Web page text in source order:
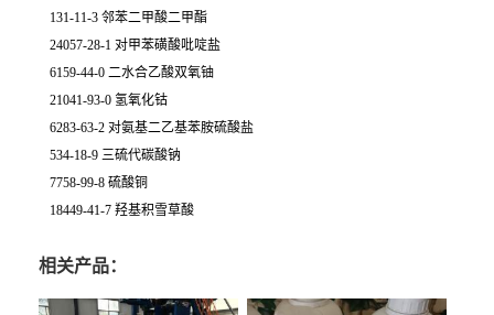
131-11-3 邻苯二甲酸二甲酯
24057-28-1 对甲苯磺酸吡啶盐
6159-44-0 二水合乙酸双氧铀
21041-93-0 氢氧化钴
6283-63-2 对氨基二乙基苯胺硫酸盐
534-18-9 三硫代碳酸钠
7758-99-8 硫酸铜
18449-41-7 羟基积雪草酸
相关产品：